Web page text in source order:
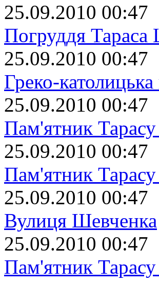
25.09.2010 00:47
Погруддя Тараса
25.09.2010 00:47
Греко-
25.09.2010 00:47
Пам'ятник
25.09.2010 00:47
Пам'ятник
25.09.2010 00:47
Вулиця Шевченка
25.09.2010 00:47
Пам'ятник